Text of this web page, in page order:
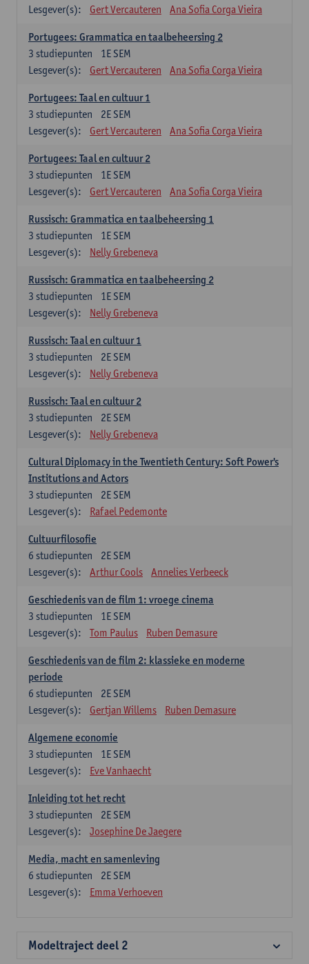
Lesgever(s):
Gert Vercauteren Ana Sofia Corga Vieira
Portugees: Grammatica en taalbeheersing 2
1E SEM
3 studiepunten
Lesgever(s):
Gert Vercauteren Ana Sofia Corga Vieira
Portugees: Taal en cultuur 1
2E SEM
3 studiepunten
Lesgever(s):
Gert Vercauteren Ana Sofia Corga Vieira
Portugees: Taal en cultuur 2
1E SEM
3 studiepunten
Lesgever(s):
Gert Vercauteren Ana Sofia Corga Vieira
Russisch: Grammatica en taalbeheersing 1
1E SEM
3 studiepunten
Lesgever(s):
Nelly Grebeneva
Russisch: Grammatica en taalbeheersing 2
1E SEM
3 studiepunten
Lesgever(s):
Nelly Grebeneva
Russisch: Taal en cultuur 1
2E SEM
3 studiepunten
Lesgever(s):
Nelly Grebeneva
Russisch: Taal en cultuur 2
2E SEM
3 studiepunten
Lesgever(s):
Nelly Grebeneva
Cultural Diplomacy in the Twentieth Century: Soft Power's
Institutions and Actors
2E SEM
3 studiepunten
Lesgever(s):
Rafael Pedemonte
Cultuurfilosofie
2E SEM
6 studiepunten
Lesgever(s):
Arthur Cools Annelies Verbeeck
Geschiedenis van de film 1: vroege cinema
1E SEM
3 studiepunten
Lesgever(s):
Tom Paulus Ruben Demasure
Geschiedenis van de film 2: klassieke en moderne
periode
2E SEM
6 studiepunten
Lesgever(s):
Gertjan Willems Ruben Demasure
Algemene economie
1E SEM
3 studiepunten
Lesgever(s):
Eve Vanhaecht
Inleiding tot het recht
2E SEM
3 studiepunten
Lesgever(s):
Josephine De Jaegere
Media, macht en samenleving
2E SEM
6 studiepunten
Lesgever(s):
Emma Verhoeven
Modeltraject deel 2